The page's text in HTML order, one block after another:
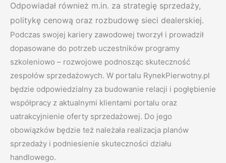
Odpowiadał również m.in. za strategię sprzedaży,
politykę cenową oraz rozbudowę sieci dealerskiej.
Podczas swojej kariery zawodowej tworzył i prowadził
dopasowane do potrzeb uczestników programy
szkoleniowo – rozwojowe podnosząc skuteczność
zespołów sprzedażowych. W portalu RynekPierwotny.pl
będzie odpowiedzialny za budowanie relacji i pogłębienie
współpracy z aktualnymi klientami portalu oraz
uatrakcyjnienie oferty sprzedażowej. Do jego
obowiązków będzie też należała realizacja planów
sprzedaży i podniesienie skuteczności działu
handlowego.